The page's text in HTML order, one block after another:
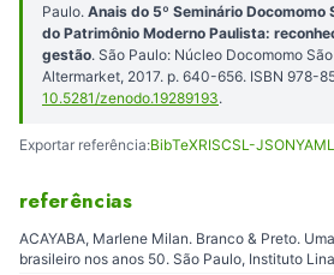
Paulo. Anais do 5º Seminário
do Patrimônio Moderno Paulista:
gestão. São Paulo: Núcleo Docomomo
Altermarket, 2017. p. 640-656. ISBN 978-
10.5281/zenodo.19289193.
Exportar referência:BibTeXRISCSL-JSONYAML
referências
ACAYABA, Marlene Milan. Branco & Preto.
brasileiro nos anos 50. São Paulo, Instituto